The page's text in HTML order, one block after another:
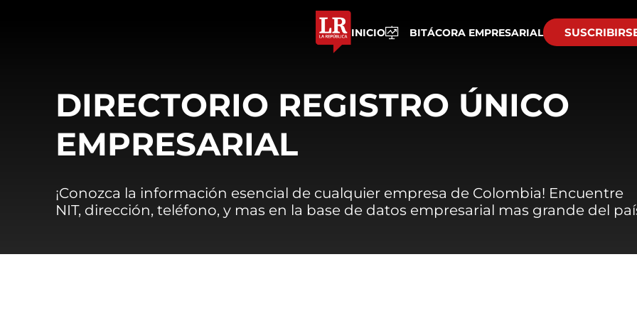
INICIO BITÁCORA EMPRESARIAL
DIRECTORIO REGISTRO ÚNICO
EMPRESARIAL
¡Conozca la información esencial de cualquier empresa de Colombia! Encuentre
NIT, dirección, teléfono, y mas en la base de datos empresarial mas grande del